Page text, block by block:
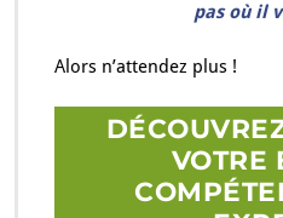
pas où il
Alors n’attendez plus !
VOTRE